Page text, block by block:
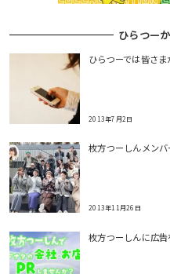
ひらつー
ひらつーでは皆さ
2013年7月2日
枚方つーしんメン
2013年11月26日
枚方つーしんに広